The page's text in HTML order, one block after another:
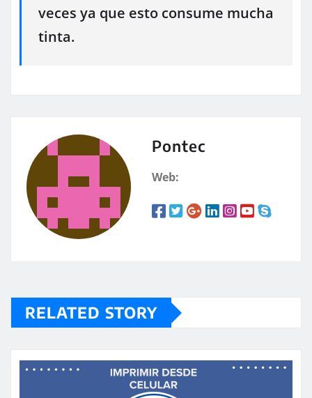
veces ya que esto consume mucha
tinta.
Pontec
Web:
RELATED STORY